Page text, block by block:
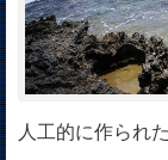
人工的に作られ